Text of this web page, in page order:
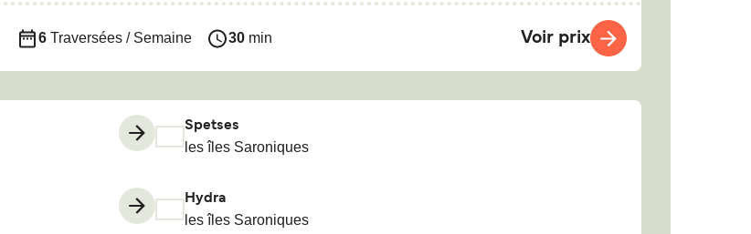
6Traversées / Semaine 30min Voir prix
Spetses
les îles Saroniques
Hydra
les îles Saroniques